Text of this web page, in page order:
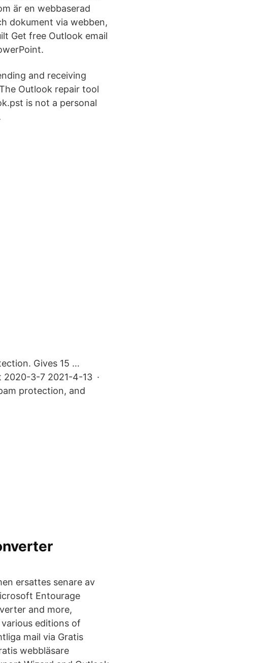
är en webbaserad
dokument via webben,
Get free Outlook email
and receiving
Outlook repair tool
is not a personal
Gives 15 …
2020-3-7 2021-4-13 ·
protection, and
ersattes senare av
Entourage
and more,
editions of
mail via Gratis
webbläsare